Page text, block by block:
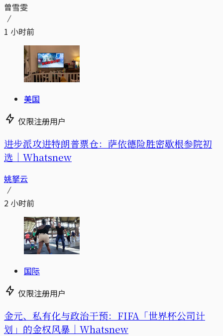
曾雪雯
1 小时前
美国
仅限注册用户
进步派攻进特朗普票仓：萨依德险胜密歇根参院初
选｜Whatsnew
姚拏云
2 小时前
国际
仅限注册用户
金元、私有化与政治干预：FIFA「世界杯公司计
划」的金权风暴｜Whatsnew